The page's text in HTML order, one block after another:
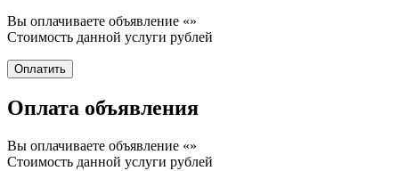
Вы оплачиваете объявление «»
Стоимость данной услуги рублей
Оплата объявления
Вы оплачиваете объявление «»
Стоимость данной услуги рублей